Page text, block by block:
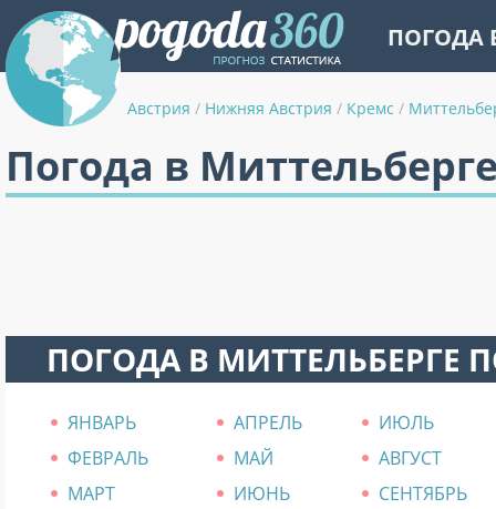
ПОГОДА
Австрия / Нижняя Австрия / Кремс /
Погода в
ПОГОДА В МИТТЕЛЬБЕРГЕ
ЯНВАРЬ АПРЕЛЬ
ИЮЛЬ
ФЕВРАЛЬ
МАЙ
АВГУСТ
МАРТ
ИЮНЬ СЕНТЯБРЬ